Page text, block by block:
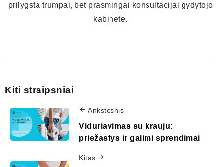
prilygsta trumpai, bet prasmingai konsultacijai gydytojo
kabinete.
Kiti straipsniai
Ankstesnis
Viduriavimas su krauju:
priežastys ir galimi sprendimai
Kitas